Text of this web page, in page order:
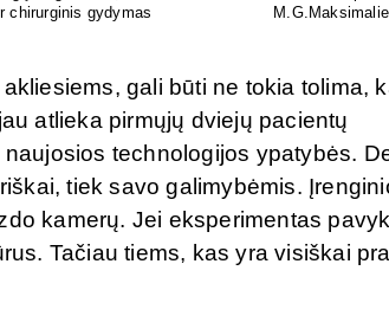
pritaikymas
tyrimą visoje
gali būti ne tokia tolima,
atlieka pirmųjų dviejų pacientų
technologijos ypatybės.
tiek savo galimybėmis.
kamerų. Jei eksperimentas
Tačiau tiems, kas yra visiškai